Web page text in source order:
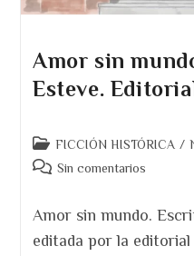
Amor sin
Esteve.
Categoría
de
FICCIÓN HISTÓRICA /
Comentarios
entrada:
Sin comentarios
Amor sin mundo.
editada por la editorial